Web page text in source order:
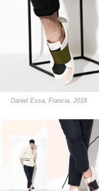
Daniel Essa, Francia, 2018